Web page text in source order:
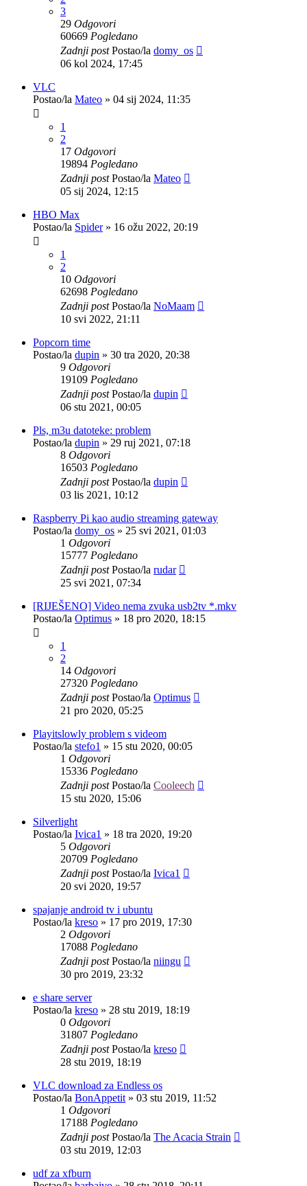
3
29 Odgovori
60669 Pogledano
Zadnji postPostao/la domy_os
06 kol 2024, 17:45
VLC
Postao/la Mateo » 04 sij 2024, 11:35
1
2
17 Odgovori
19894 Pogledano
Zadnji postPostao/la Mateo
05 sij 2024, 12:15
HBO Max
Postao/la Spider» 16 ožu 2022, 20:19
1
2
10 Odgovori
62698 Pogledano
Zadnji postPostao/la NoMaam
10 svi 2022, 21:11
Popcorn time
Postao/la dupin » 30 tra 2020, 20:38
9 Odgovori
19109 Pogledano
Zadnji postPostao/la dupin
06 stu 2021, 00:05
Pls, m3u datoteke: problem
Postao/la dupin » 29 ruj 2021, 07:18
8 Odgovori
16503 Pogledano
Zadnji postPostao/la dupin
03 lis 2021, 10:12
Raspberry Pi kao audio streaming gateway
Postao/la domy_os » 25 svi 2021, 01:03
1 Odgovori
15777 Pogledano
Zadnji postPostao/la rudar
25 svi 2021, 07:34
[RIJEŠENO] Video nema zvuka usb2tv *.mkv
Postao/la Optimus » 18 pro 2020, 18:15
1
2
14 Odgovori
27320 Pogledano
Zadnji postPostao/la Optimus
21 pro 2020, 05:25
Playitslowly problem s videom
Postao/la stefo1 » 15 stu 2020, 00:05
1 Odgovori
15336 Pogledano
Zadnji postPostao/la Cooleech
15 stu 2020, 15:06
Silverlight
Postao/la Ivica1 » 18 tra 2020, 19:20
5 Odgovori
20709 Pogledano
Zadnji postPostao/la Ivica1
20 svi 2020, 19:57
spajanje android tv i ubuntu
Postao/la kreso » 17 pro 2019, 17:30
2 Odgovori
17088 Pogledano
Zadnji postPostao/la niingu
30 pro 2019, 23:32
e share server
Postao/la kreso » 28 stu 2019, 18:19
0 Odgovori
31807 Pogledano
Zadnji postPostao/la kreso
28 stu 2019, 18:19
VLC download za Endless os
Postao/la BonAppetit » 03 stu 2019, 11:52
1 Odgovori
17188 Pogledano
Zadnji postPostao/la The Acacia Strain
03 stu 2019, 12:03
udf za xfburn